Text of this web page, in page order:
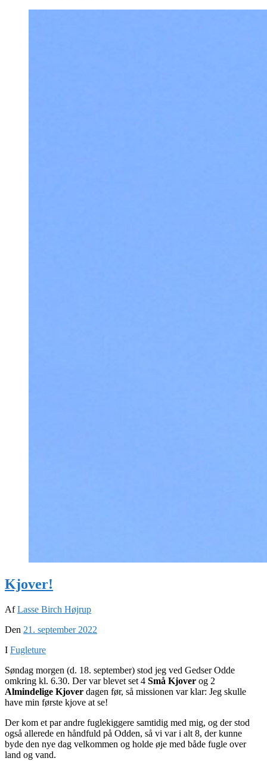
Kjover!
AfLasse Birch Højrup
Den 21. september 2022
I Fugleture
Søndag morgen (d. 18. september) stod jeg ved Gedser Odde
omkring kl. 6.30. Der var blevet set 4 Små Kjover og 2
Almindelige Kjover dagen før, så missionen var klar: Jeg skulle
have min første kjove at se!
Der kom et par andre fuglekiggere samtidig med mig, og der stod
også allerede en håndfuld på Odden, så vi var i alt 8, der kunne
byde den nye dag velkommen og holde øje med både fugle over
land og vand.